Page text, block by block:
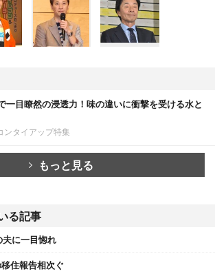
一目瞭然の浸透力！味の違いに衝撃を受ける水と
ンタイアップ特集
もっと見る
る記事
に一目惚れ
住報告相次ぐ